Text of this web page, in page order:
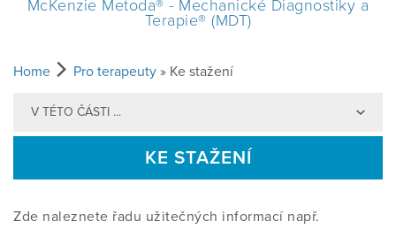
PRO PACIENTY
CO JE MCKENZIE METODA?
JAK SE V METODĚ POSTUPUJE?
PRO TERAPEUTY
MCKENZIE DIAGNOSTICKÁ METODA
KURZY
McKenzie Metoda® - Mechanické Diagnostiky a
Terapie® (MDT)
Home Pro terapeuty » Ke stažení
V TÉTO ČÁSTI ...
KE STAŽENÍ
Zde naleznete řadu užitečných informací např.